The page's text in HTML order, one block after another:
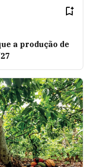
a produção de